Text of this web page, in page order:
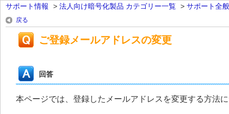
サポート情報 > 法人向け暗号化製品 カテゴリー一覧 > サポート全般
戻る
ご登録メールアドレスの変更
回答
本ページでは、登録したメールアドレスを変更する方法